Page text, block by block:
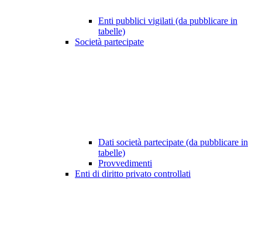
Enti pubblici vigilati (da pubblicare in
tabelle)
Società partecipate
Dati società partecipate (da pubblicare in
tabelle)
Provvedimenti
Enti di diritto privato controllati